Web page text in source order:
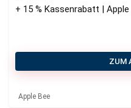
+ 15 % Kassenrabatt |
ZUM
Apple Bee